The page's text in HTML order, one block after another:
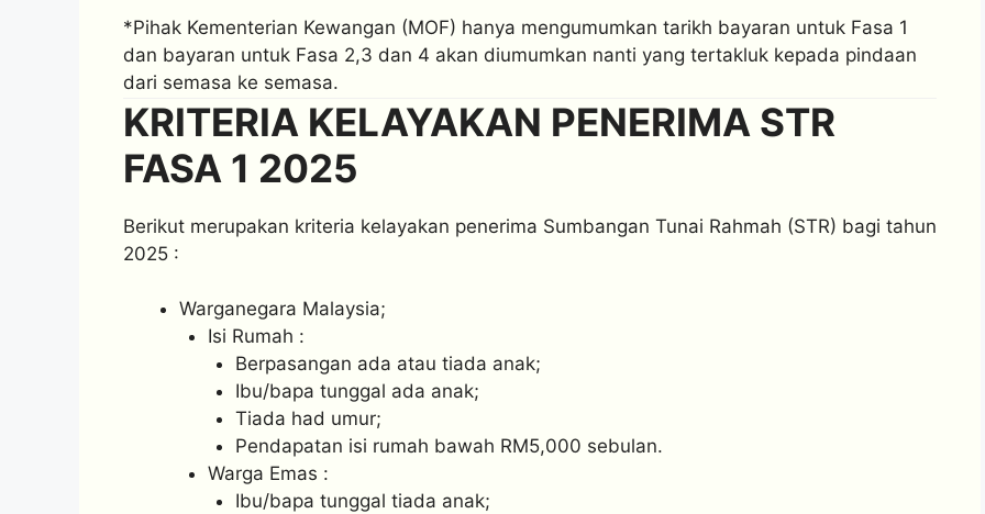
*Pihak Kementerian Kewangan (MOF) hanya mengumumkan tarikh bayaran untuk Fasa 1
dan bayaran untuk Fasa 2,3 dan 4 akan diumumkan nanti yang tertakluk kepada pindaan
dari semasa ke semasa.
KRITERIA KELAYAKAN PENERIMA STR
FASA 1 2025
Berikut merupakan kriteria kelayakan penerima Sumbangan Tunai Rahmah (STR) bagi tahun
2025 :
Warganegara Malaysia;
Isi Rumah :
Berpasangan ada atau tiada anak;
Ibu/bapa tunggal ada anak;
Tiada had umur;
Pendapatan isi rumah bawah RM5,000 sebulan.
Warga Emas :
Ibu/bapa tunggal tiada anak;